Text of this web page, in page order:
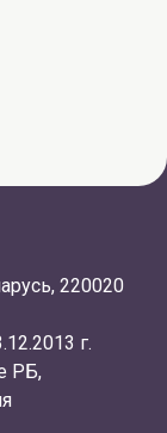
220020
г.
РБ,